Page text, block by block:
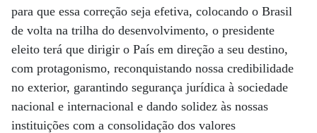
para que essa correção seja efetiva, colocando o Brasil
de volta na trilha do desenvolvimento, o presidente
eleito terá que dirigir o País em direção a seu destino,
com protagonismo, reconquistando nossa credibilidade
no exterior, garantindo segurança jurídica à sociedade
nacional e internacional e dando solidez às nossas
instituições com a consolidação dos valores